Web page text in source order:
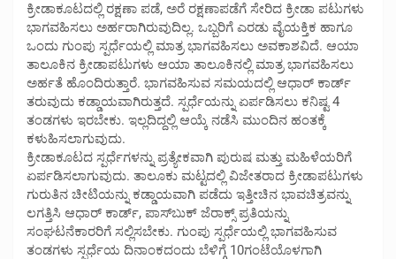
ಕ್ರೀಡಾಕೂಟದಲ್ಲಿ ರಕ್ಷಣಾ ಪಡೆ, ಅರೆ ರಕ್ಷಣಾಪಡೆಗೆ ಸೇರಿದ ಕ್ರೀಡಾ ಪಟುಗಳು
ಭಾಗವಹಿಸಲು ಅರ್ಹರಾಗಿರುವುದಿಲ್ಲ. ಒಬ್ಬರಿಗೆ ಎರಡು ವೈಯಕ್ತಿಕ ಹಾಗೂ
ಒಂದು ಗುಂಪು ಸ್ಪರ್ಧೆಯಲ್ಲಿ ಮಾತ್ರ ಭಾಗವಹಿಸಲು ಅವಕಾಶವಿದೆ. ಆಯಾ
ತಾಲೂಕಿನ ಕ್ರೀಡಾಪಟುಗಳು ಆಯಾ ತಾಲೂಕಿನಲ್ಲಿ ಮಾತ್ರ ಭಾಗವಹಿಸಲು
ಅರ್ಹತೆ ಹೊಂದಿರುತ್ತಾರೆ. ಭಾಗವಹಿಸುವ ಸಮಯದಲ್ಲಿ ಆಧಾರ್ ಕಾರ್ಡ್
ತರುವುದು ಕಡ್ಡಾಯವಾಗಿರುತ್ತದೆ. ಸ್ಪರ್ಧೆಯನ್ನು ಏರ್ಪಡಿಸಲು ಕನಿಷ್ಟ 4
ತಂಡಗಳು ಇರಬೇಕು. ಇಲ್ಲದಿದ್ದಲ್ಲಿ ಆಯ್ಕೆ ನಡೆಸಿ ಮುಂದಿನ ಹಂತಕ್ಕೆ
ಕಳುಹಿಸಲಾಗುವುದು.
ಕ್ರೀಡಾಕೂಟದ ಸ್ಪರ್ಧೆಗಳನ್ನು ಪ್ರತ್ಯೇಕವಾಗಿ ಪುರುಷ ಮತ್ತು ಮಹಿಳೆಯರಿಗೆ
ಏರ್ಪಡಿಸಲಾಗುವುದು. ತಾಲೂಕು ಮಟ್ಟದಲ್ಲಿ ವಿಜೇತರಾದ ಕ್ರೀಡಾಪಟುಗಳು
ಗುರುತಿನ ಚೀಟಿಯನ್ನು ಕಡ್ಡಾಯವಾಗಿ ಪಡೆದು ಇತ್ತೀಚಿನ ಭಾವಚಿತ್ರವನ್ನು
ಲಗತ್ತಿಸಿ ಆಧಾರ್ ಕಾರ್ಡ್, ಪಾಸ್‍ಬುಕ್ ಜೆರಾಕ್ಸ್ ಪ್ರತಿಯನ್ನು
ಸಂಘಟನೆಕಾರರಿಗೆ ಸಲ್ಲಿಸಬೇಕು. ಗುಂಪು ಸ್ಪರ್ಧೆಯಲ್ಲಿ ಭಾಗವಹಿಸುವ
ತಂಡಗಳು ಸ್ಪರ್ಧೆಯ ದಿನಾಂಕದಂದು ಬೆಳಿಗ್ಗೆ 10ಗಂಟೆಯೊಳಗಾಗಿ